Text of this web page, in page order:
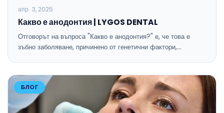
апр. 3, 2025
Какво е анодонтия | LYGOS DENTAL
Отговорът на въпроса "Какво е анодонтия?" е, че това е
зъбно заболяване, причинено от генетични фактори,…
БЛОГ